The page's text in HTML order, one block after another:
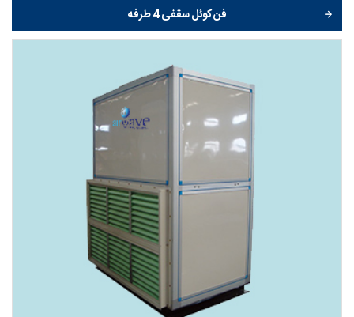
فن کوئل سقفی 4 طرفه